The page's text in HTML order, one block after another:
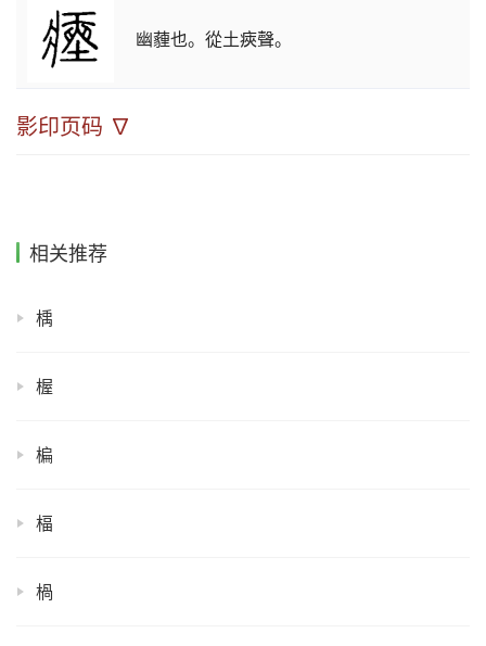
幽薶也。從土㾜聲。
影印页码 ∇
相关推荐
楀
楃
楄
楅
楇